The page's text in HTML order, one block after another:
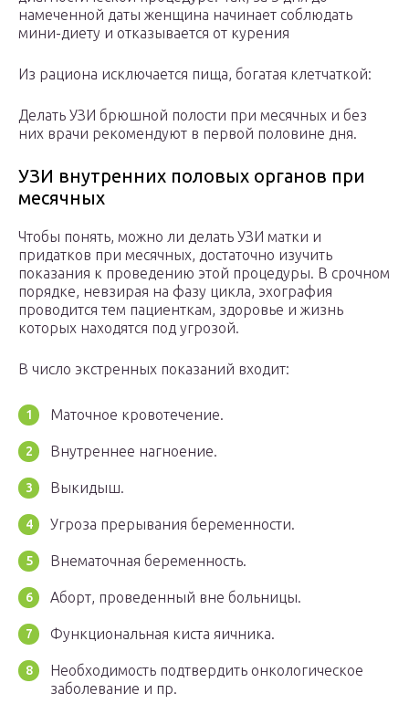
намеченной даты женщина начинает соблюдать
мини-диету и отказывается от курения
Из рациона исключается пища, богатая клетчаткой:
Делать УЗИ брюшной полости при месячных и без
них врачи рекомендуют в первой половине дня.
УЗИ внутренних половых органов при
месячных
Чтобы понять, можно ли делать УЗИ матки и
придатков при месячных, достаточно изучить
показания к проведению этой процедуры. В срочном
порядке, невзирая на фазу цикла, эхография
проводится тем пациенткам, здоровье и жизнь
которых находятся под угрозой.
В число экстренных показаний входит:
Маточное кровотечение.
Внутреннее нагноение.
Выкидыш.
Угроза прерывания беременности.
Внематочная беременность.
Аборт, проведенный вне больницы.
Функциональная киста яичника.
Необходимость подтвердить онкологическое
заболевание и пр.